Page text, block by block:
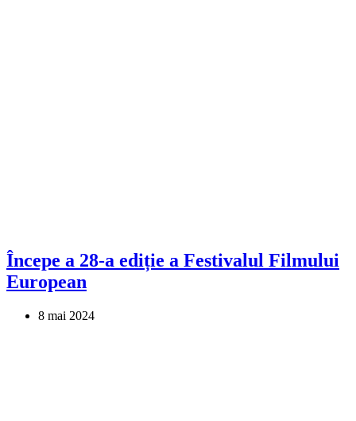
Începe a 28-a ediție a Festivalul Filmului
European
8 mai 2024